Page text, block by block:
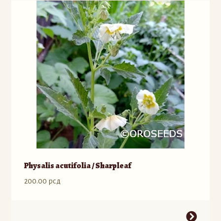
Opcije
mogu
izabrane
stranici
proizvoda.
Physalis acutifolia / Sharpleaf
200.00 рсд